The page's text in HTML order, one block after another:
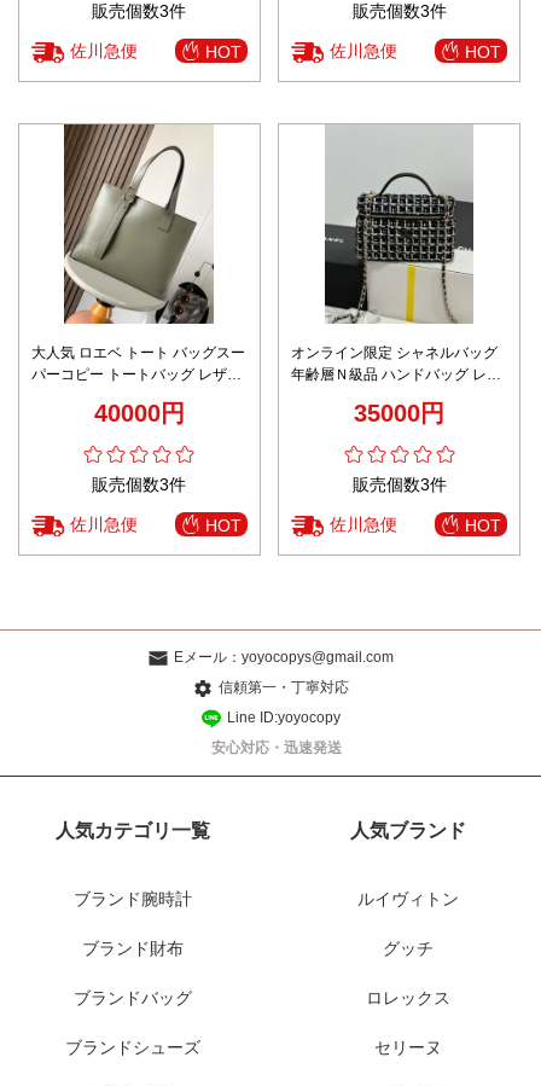
販売個数3件
佐川急便 HOT
販売個数3件
佐川急便 HOT
大人気 ロエベ トート バッグスー
パーコピー トートバッグ レザー
40000円
販売個数3件
佐川急便 HOT
オンライン限定 シャネルバッグ
年齢層Ｎ級品 ハンドバッグ レザ
35000円
販売個数3件
佐川急便 HOT
Eメール： yoyocopys@gmail.com
信頼第一・丁寧対応
Line ID:yoyocopy
安心対応・迅速発送
人気カテゴリ一覧
ブランド腕時計
ブランド財布
ブランドバッグ
ブランドシューズ
人気ブランド
ルイヴィトン
グッチ
ロレックス
セリーヌ